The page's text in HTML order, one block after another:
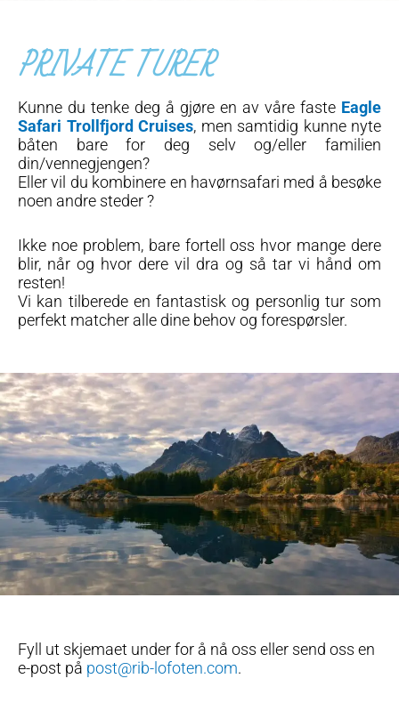
PRIVATE TURER
Kunne du tenke deg å gjøre en av våre faste Eagle
Safari Trollfjord Cruises, men samtidig kunne nyte
båten bare for deg selv og/eller familien
din/vennegjengen?
Eller vil du kombinere en havørnsafari med å besøke
noen andre steder ?
Ikke noe problem, bare fortell oss hvor mange dere
blir, når og hvor dere vil dra og så tar vi hånd om
resten!
Vi kan tilberede en fantastisk og personlig tur som
perfekt matcher alle dine behov og forespørsler.
Fyll ut skjemaet under for å nå oss eller send oss en
e-post på post@rib-lofoten.com.